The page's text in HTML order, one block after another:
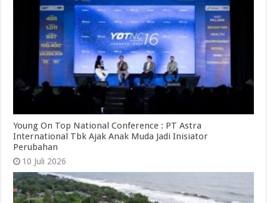
Young On Top National Conference : PT Astra
International Tbk Ajak Anak Muda Jadi Inisiator
Perubahan
10 Juli 2026